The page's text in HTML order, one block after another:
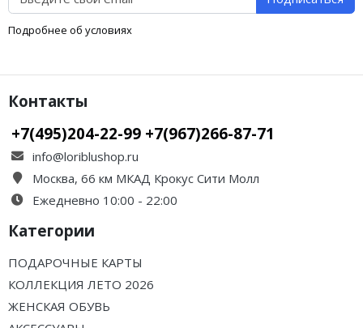
Подробнее об условиях
Контакты
+7(495)204-22-99 +7(967)266-87-71
info@loriblushop.ru
Москва, 66 км МКАД Крокус Сити Молл
Ежедневно 10:00 - 22:00
Категории
ПОДАРОЧНЫЕ КАРТЫ
КОЛЛЕКЦИЯ ЛЕТО 2026
ЖЕНСКАЯ ОБУВЬ